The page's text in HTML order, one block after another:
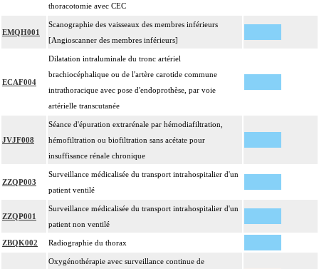
inerte ou pulsée, et son ablation.
4
Facturation : les suppléments de numérisation ou la radioscopie de longue
durée sous ampli de brillance (chapitre 19) ne peuvent pas être facturés avec les
thoracotomie avec CEC
EMQH001
Scanographie des vaisseaux des membres inférieurs
[Angioscanner des membres inférieurs]
ECAF004
Dilatation intraluminale du tronc artériel
brachiocéphalique ou de l'artère carotide commune
intrathoracique avec pose d'endoprothèse, par voie
artérielle transcutanée
JVJF008
Séance d'épuration extrarénale par hémodiafiltration,
hémofiltration ou biofiltration sans acétate pour
insuffisance rénale chronique
ZZQP003
Surveillance médicalisée du transport intrahospitalier d'un
patient ventilé
ZZQP001
Surveillance médicalisée du transport intrahospitalier d'un
patient non ventilé
ZBQK002 Radiographie du thorax
Oxygénothérapie avec surveillance continue de